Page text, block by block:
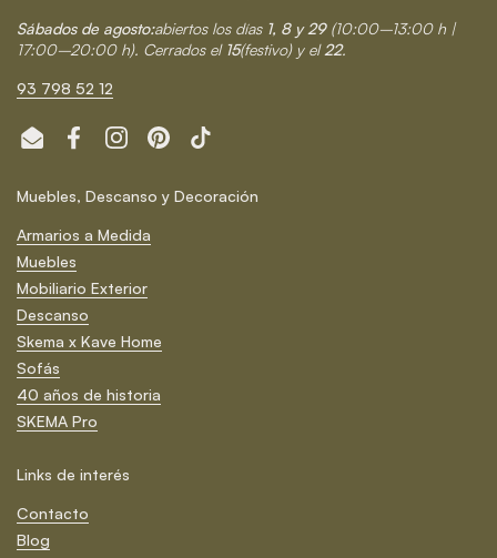
Sábados de agosto:abiertos los días 1, 8 y 29 (10:00–13:00 h |
17:00–20:00 h). Cerrados el 15(festivo) y el22.
93 798 52 12
Email FacebookInstagramPinterestTikTok
Muebles, Descanso y Decoración
Armarios a Medida
Muebles
Mobiliario Exterior
Descanso
Skema x Kave Home
Sofás
40 años de historia
SKEMA Pro
Links de interés
Contacto
Blog